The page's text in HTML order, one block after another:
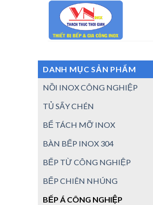
DANH MỤC SẢN PHẨM
NỒI INOX CÔNG NGHIỆP
TỦ SẤY CHÉN
BỂ TÁCH MỠ INOX
BÀN BẾP INOX 304
BẾP TỪ CÔNG NGHIỆP
BẾP CHIÊN NHÚNG
BẾP Á CÔNG NGHIỆP